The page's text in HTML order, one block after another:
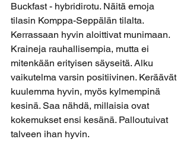
Buckfast - hybridirotu. Näitä emoja
tilasin Komppa-Seppälän tilalta.
Kerrassaan hyvin aloittivat munimaan.
Kraineja rauhallisempia, mutta ei
mitenkään erityisen säyseitä. Alku
vaikutelma varsin positiivinen. Keräävät
kuulemma hyvin, myös kylmempinä
kesinä. Saa nähdä, millaisia ovat
kokemukset ensi kesänä. Palloutuivat
talveen ihan hyvin.